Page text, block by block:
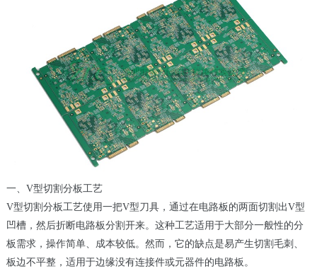
一、V型切割分板工艺
V型切割分板工艺使用一把V型刀具，通过在电路板的两面切割出V型
凹槽，然后折断电路板分割开来。这种工艺适用于大部分一般性的分
板需求，操作简单、成本较低。然而，它的缺点是易产生切割毛刺、
板边不平整，适用于边缘没有连接件或元器件的电路板。